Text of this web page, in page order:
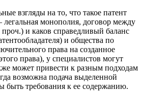
взгляды на то, что такое патент
легальная монополия, договор между
и каков справедливый баланс
и общества по
права на созданное
права), у специалистов могут
может привести к разным подходам
возможна подача выделенной
быть требования к ее содержанию.